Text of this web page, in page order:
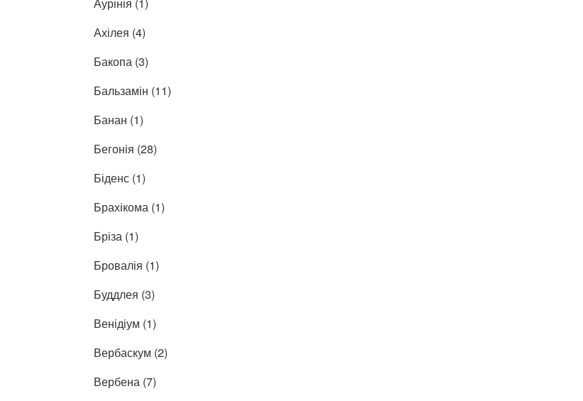
Ахілея (4)
Бакопа (3)
Бальзамін (11)
Банан (1)
Бегонія (28)
Біденс (1)
Брахікома (1)
Бріза (1)
Бровалія (1)
Буддлея (3)
Венідіум (1)
Вербаскум (2)
Вербена (7)